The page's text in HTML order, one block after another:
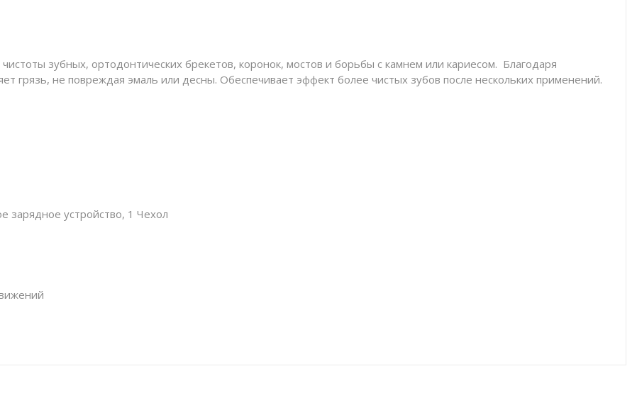
зубных, ортодонтических брекетов, коронок, мостов и борьбы с камнем или кариесом. Благодаря
грязь, не повреждая эмаль или десны. Обеспечивает эффект более чистых зубов после нескольких применений.
зарядное устройство, 1 Чехол